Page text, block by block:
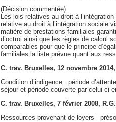
(Décision commentée)
Les lois relatives au droit à
relative au droit à l’intégration sociale
matière de prestations familiales
d’octroi ainsi que les règles de calcul
comparables pour que le principe
familiales la liste prévue quant aux
C. trav. Bruxelles, 12 novembre
Condition d’indigence : période
séjour et période couverte par celui-ci
C. trav. Bruxelles, 7 février 2008,
Ressources provenant de loyers -